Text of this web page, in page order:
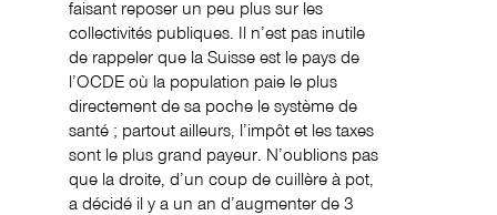
faisant reposer un peu plus sur les
collectivités publiques. Il n’est pas inutile
de rappeler que la Suisse est le pays de
l’OCDE où la population paie le plus
directement de sa poche le système de
santé ; partout ailleurs, l’impôt et les taxes
sont le plus grand payeur. N’oublions pas
que la droite, d’un coup de cuillère à pot,
a décidé il y a un an d’augmenter de 3